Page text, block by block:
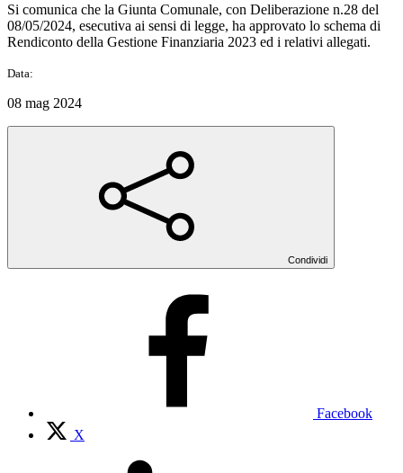
Si comunica che la Giunta Comunale, con Deliberazione n.28 del
08/05/2024, esecutiva ai sensi di legge, ha approvato lo schema di
Rendiconto della Gestione Finanziaria 2023 ed i relativi allegati.
Data:
08 mag 2024
Condividi
Facebook
X